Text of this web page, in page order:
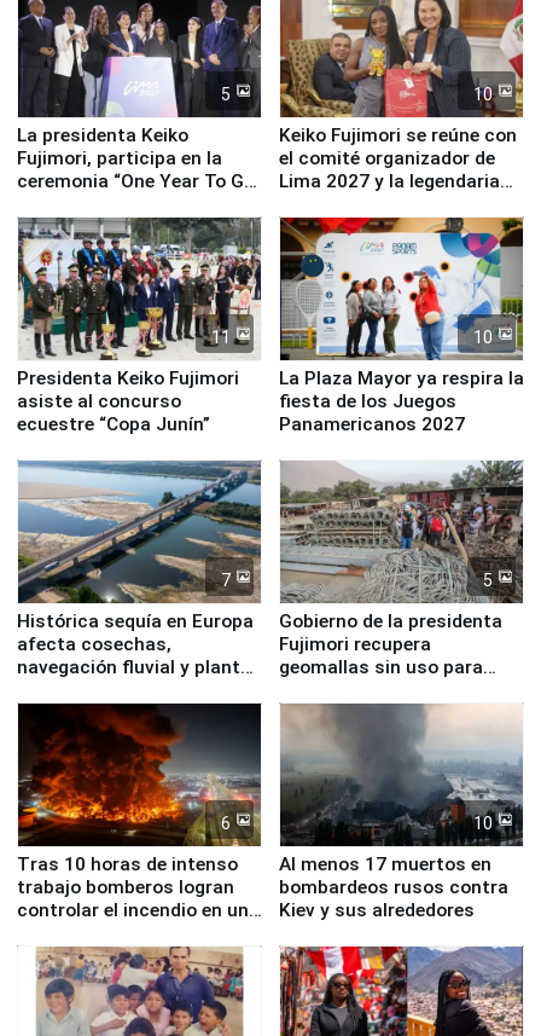
5
La presidenta Keiko
Fujimori, participa en la
ceremonia “One Year To Go
10
Keiko Fujimori se reúne con
el comité organizador de
Lima 2027 y la legendaria
11
Presidenta Keiko Fujimori
asiste al concurso
ecuestre “Copa Junín”
10
La Plaza Mayor ya respira la
fiesta de los Juegos
Panamericanos 2027
7
Histórica sequía en Europa
afecta cosechas,
navegación fluvial y plantas
5
Gobierno de la presidenta
Fujimori recupera
geomallas sin uso para
Fenómeno El Niño
6
Tras 10 horas de intenso
trabajo bomberos logran
controlar el incendio en una
de Chile
10
Al menos 17 muertos en
bombardeos rusos contra
Kiev y sus alrededores